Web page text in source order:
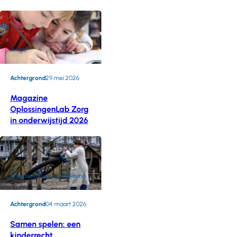
Magazine
OplossingenLab Zorg
in onderwijstijd 2026
Achtergrond29 mei 2026
Jeugd
Samen spelen: een
Achtergrond04 maart 2026
Meedoen in de samenleving